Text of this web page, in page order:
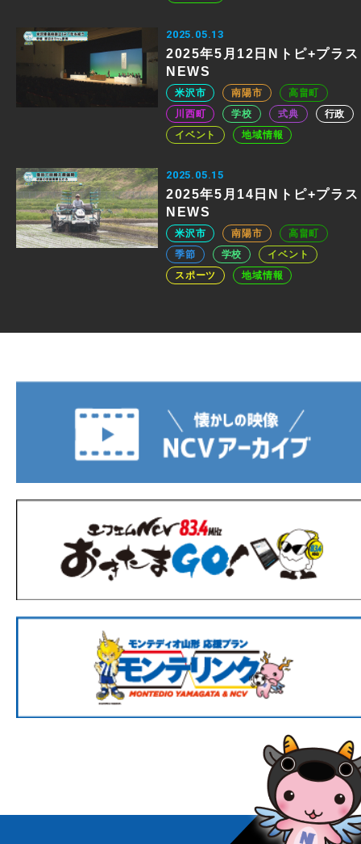
2025.05.13
2025年5月12日Nトピ+プラス
NEWS
米沢市 南陽市
高畠町
川西町
学校 式典
行政
イベント
地域情報
2025.05.15
2025年5月14日Nトピ+プラス
NEWS
米沢市 南陽市
高畠町
季節
学校
イベント
スポーツ
地域情報